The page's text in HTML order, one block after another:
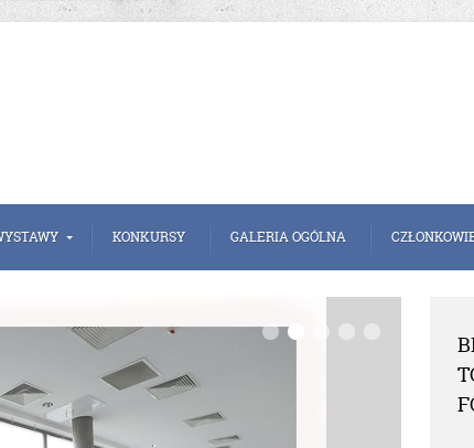
KONKURSY GALERIA OGÓLNA